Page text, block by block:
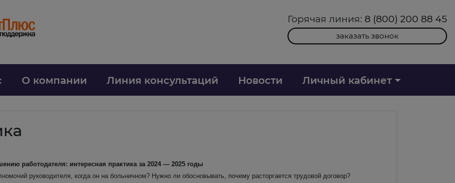
Горячая линия: 8 (800) 200 88 45
заказать звонок
О компании Линия консультаций Новости Личный кабинет
работодателя: интересная практика за 2024 — 2025 годы
руководителя, когда он на больничном? Нужно ли обосновывать, почему расторгается трудовой договор?